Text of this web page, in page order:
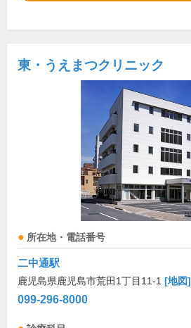
東・うえまつクリニック
所在地・電話番号
二中通駅
鹿児島県鹿児島市荒田1丁目11-1 [地図]
099-296-8000